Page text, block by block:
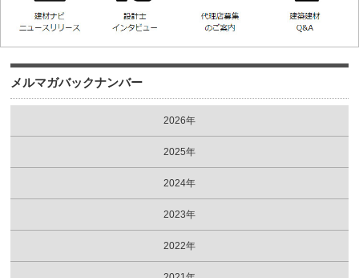
メルマガバックナンバー
2026年
2025年
2024年
2023年
2022年